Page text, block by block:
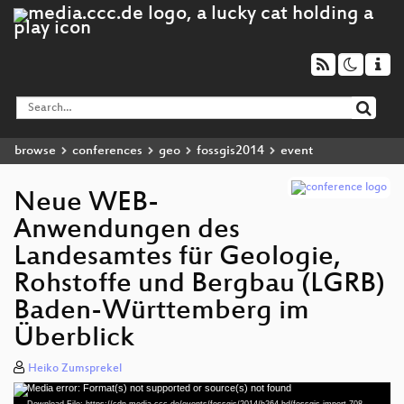
browse conferences geo fossgis2014 event
Neue WEB-
Anwendungen des
Landesamtes für Geologie,
Rohstoffe und Bergbau (LGRB)
Baden-Württemberg im
Überblick
Heiko Zumsprekel
Video
Media error: Format(s) not supported or source(s) not found